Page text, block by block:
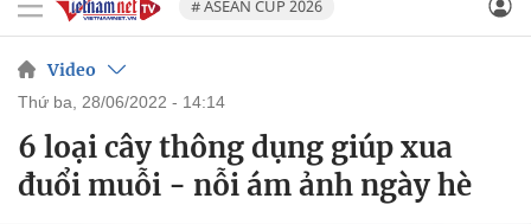
# ASEAN CUP 2026
Video
thứ ba, 28/06/2022 - 14:14
6 loại cây thông dụng giúp xua
đuổi muỗi - nỗi ám ảnh ngày hè